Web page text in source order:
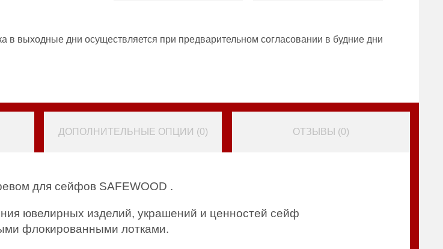
в выходные дни осуществляется при предварительном согласовании в будние дни
ДОПОЛНИТЕЛЬНЫЕ ОПЦИИ (0) ОТЗЫВЫ (0)
для сейфов SAFEWOOD .
ювелирных изделий, украшений и ценностей сейф
флокированными лотками.